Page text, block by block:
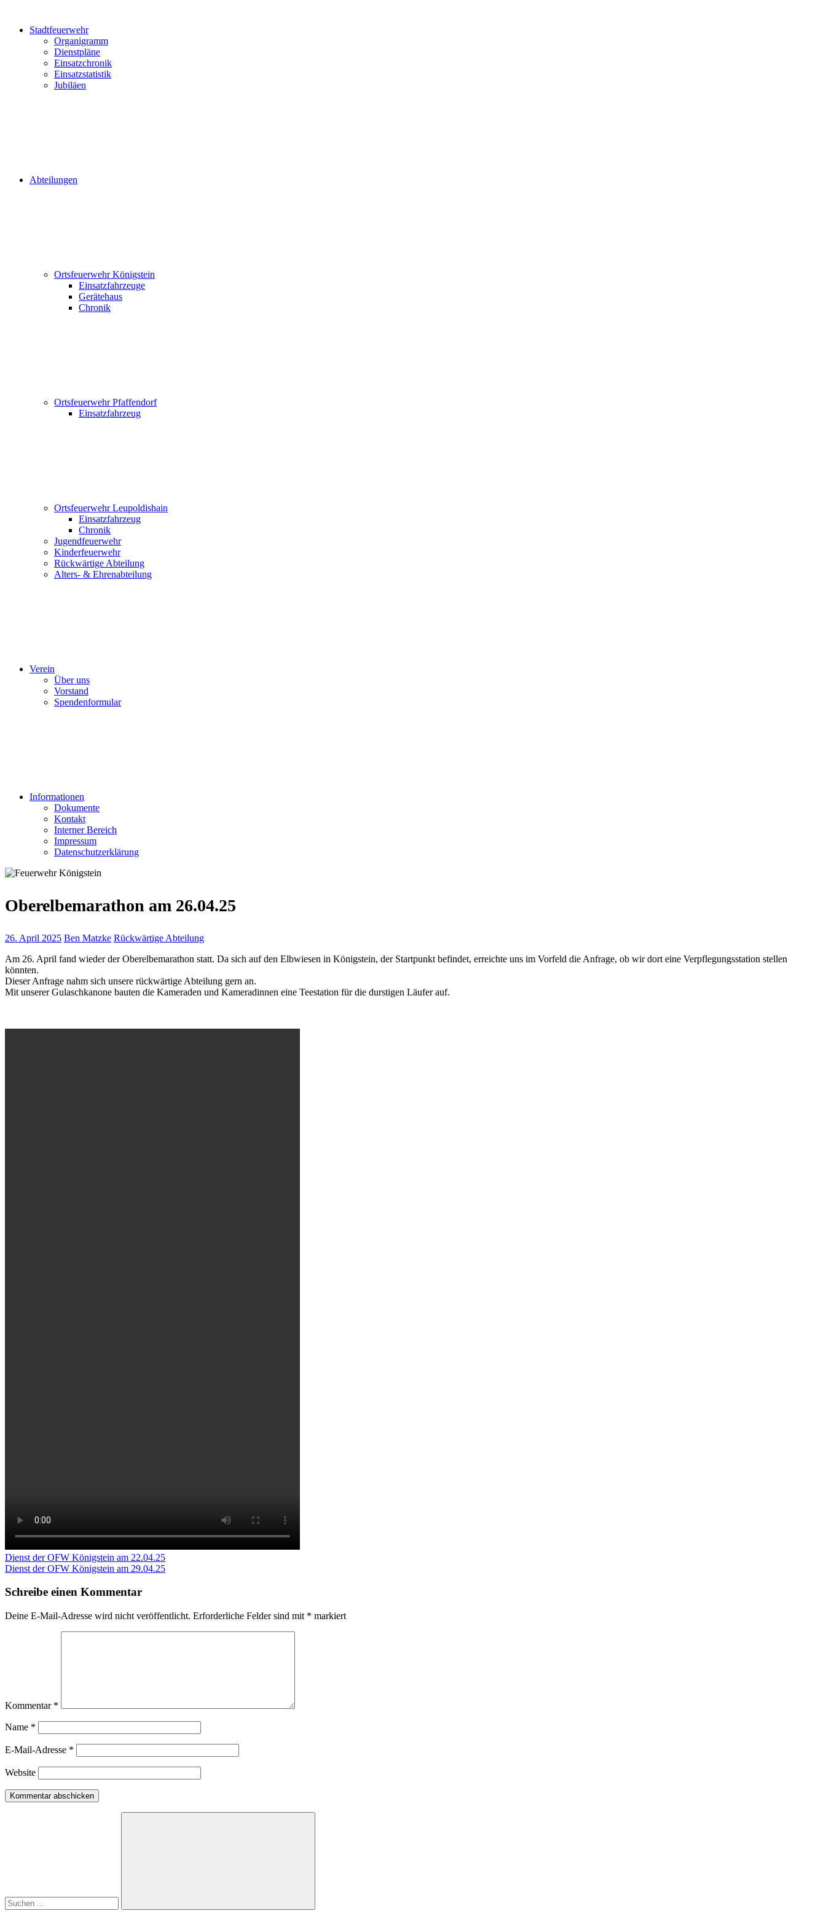
Stadtfeuerwehr
Organigramm
Dienstpläne
Einsatzchronik
Einsatzstatistik
Jubiläen
Abteilungen
Ortsfeuerwehr Königstein
Einsatzfahrzeuge
Gerätehaus
Chronik
Ortsfeuerwehr Pfaffendorf
Einsatzfahrzeug
Ortsfeuerwehr Leupoldishain
Einsatzfahrzeug
Chronik
Jugendfeuerwehr
Kinderfeuerwehr
Rückwärtige Abteilung
Alters- & Ehrenabteilung
Verein
Über uns
Vorstand
Spendenformular
Informationen
Dokumente
Kontakt
Interner Bereich
Impressum
Datenschutzerklärung
Oberelbemarathon am 26.04.25
26. April 2025 Ben Matzke Rückwärtige Abteilung
Am 26. April fand wieder der Oberelbemarathon statt. Da sich auf den Elbwiesen in Königstein, der Startpunkt befindet, erreichte uns im Vorfeld die Anfrage, ob wir dort eine Verpflegungsstation stellen
könnten.
Dieser Anfrage nahm sich unsere rückwärtige Abteilung gern an.
Mit unserer Gulaschkanone bauten die Kameraden und Kameradinnen eine Teestation für die durstigen Läufer auf.
Beitragsnavigation
Vorheriger
Beitrag:
Dienst der OFW Königstein am 22.04.25
Nächster
Dienst der OFW Königstein am 29.04.25
Schreibe einen Kommentar
Deine E-Mail-Adresse wird nicht veröffentlicht. Erforderliche Felder sind mit * markiert
Kommentar *
Name *
E-Mail-Adresse *
Website
Suchen